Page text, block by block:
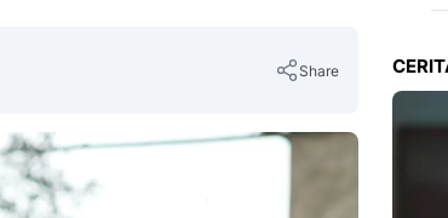
Share